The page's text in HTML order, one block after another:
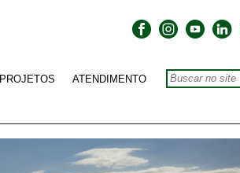
PROJETOS ATENDIMENTO